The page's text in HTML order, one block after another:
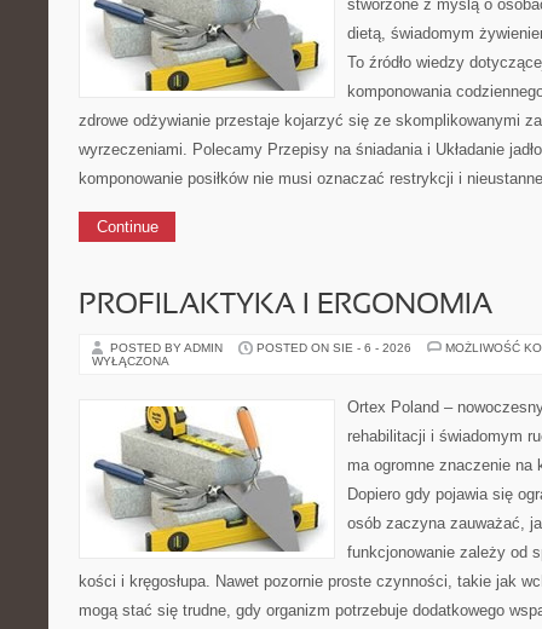
stworzone z myślą o
dietą, świadomym
To źródło wiedzy
komponowania
zdrowe odżywianie przestaje kojarzyć się ze skomplikowanymi
wyrzeczeniami. Polecamy Przepisy na śniadania i Układanie
komponowanie posiłków nie musi oznaczać restrykcji i
Continue
PROFILAKTYKA I ERGONOMIA
POSTED BY ADMIN POSTED ON SIE - 6 - 2026
MOŻLIWOŚĆ
WYŁĄCZONA
Ortex Poland –
rehabilitacji i świadomym
ma ogromne znaczenie na
Dopiero gdy pojawia się
osób zaczyna zauważać,
funkcjonowanie zależy od
kości i kręgosłupa. Nawet pozornie proste czynności, takie jak
mogą stać się trudne, gdy organizm potrzebuje dodatkowego